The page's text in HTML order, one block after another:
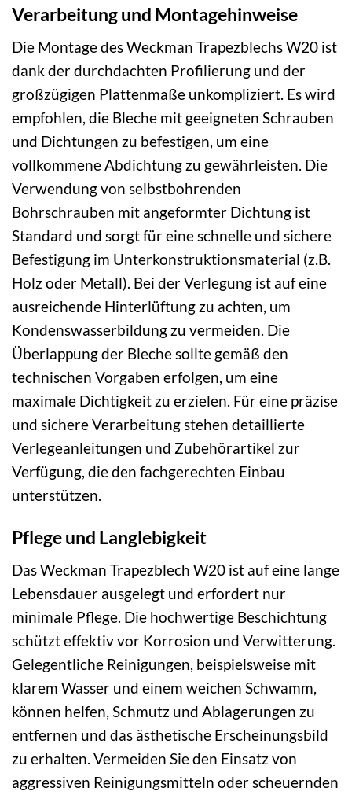
Verarbeitung und Montagehinweise
Die Montage des Weckman Trapezblechs W20 ist
dank der durchdachten Profilierung und der
großzügigen Plattenmaße unkompliziert. Es wird
empfohlen, die Bleche mit geeigneten Schrauben
und Dichtungen zu befestigen, um eine
vollkommene Abdichtung zu gewährleisten. Die
Verwendung von selbstbohrenden
Bohrschrauben mit angeformter Dichtung ist
Standard und sorgt für eine schnelle und sichere
Befestigung im Unterkonstruktionsmaterial (z.B.
Holz oder Metall). Bei der Verlegung ist auf eine
ausreichende Hinterlüftung zu achten, um
Kondenswasserbildung zu vermeiden. Die
Überlappung der Bleche sollte gemäß den
technischen Vorgaben erfolgen, um eine
maximale Dichtigkeit zu erzielen. Für eine präzise
und sichere Verarbeitung stehen detaillierte
Verlegeanleitungen und Zubehörartikel zur
Verfügung, die den fachgerechten Einbau
unterstützen.
Pflege und Langlebigkeit
Das Weckman Trapezblech W20 ist auf eine lange
Lebensdauer ausgelegt und erfordert nur
minimale Pflege. Die hochwertige Beschichtung
schützt effektiv vor Korrosion und Verwitterung.
Gelegentliche Reinigungen, beispielsweise mit
klarem Wasser und einem weichen Schwamm,
können helfen, Schmutz und Ablagerungen zu
entfernen und das ästhetische Erscheinungsbild
zu erhalten. Vermeiden Sie den Einsatz von
aggressiven Reinigungsmitteln oder scheuernden